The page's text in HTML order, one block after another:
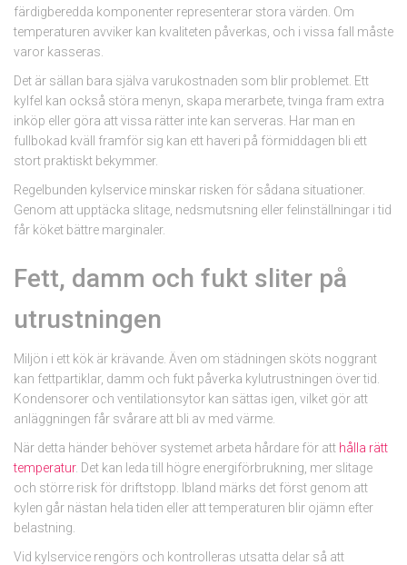
färdigberedda komponenter representerar stora värden. Om
temperaturen avviker kan kvaliteten påverkas, och i vissa fall måste
varor kasseras.
Det är sällan bara själva varukostnaden som blir problemet. Ett
kylfel kan också störa menyn, skapa merarbete, tvinga fram extra
inköp eller göra att vissa rätter inte kan serveras. Har man en
fullbokad kväll framför sig kan ett haveri på förmiddagen bli ett
stort praktiskt bekymmer.
Regelbunden kylservice minskar risken för sådana situationer.
Genom att upptäcka slitage, nedsmutsning eller felinställningar i tid
får köket bättre marginaler.
Fett, damm och fukt sliter på
utrustningen
Miljön i ett kök är krävande. Även om städningen sköts noggrant
kan fettpartiklar, damm och fukt påverka kylutrustningen över tid.
Kondensorer och ventilationsytor kan sättas igen, vilket gör att
anläggningen får svårare att bli av med värme.
När detta händer behöver systemet arbeta hårdare för att hålla rätt
temperatur. Det kan leda till högre energiförbrukning, mer slitage
och större risk för driftstopp. Ibland märks det först genom att
kylen går nästan hela tiden eller att temperaturen blir ojämn efter
belastning.
Vid kylservice rengörs och kontrolleras utsatta delar så att